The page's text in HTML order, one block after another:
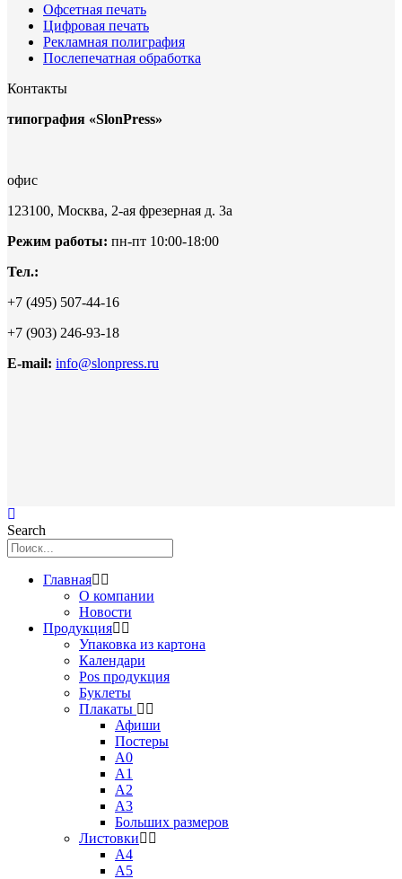
Офсетная печать
Цифровая печать
Рекламная полиграфия
Послепечатная обработка
Контакты
типография «SlonPress»
офис
123100, Москва, 2-ая фрезерная д. 3а
Режим работы: пн-пт 10:00-18:00
Тел.:
+7 (495) 507-44-16
+7 (903) 246-93-18
E-mail: info@slonpress.ru
Search
Главная
О компании
Новости
Продукция
Упаковка из картона
Календари
Pos продукция
Буклеты
Плакаты
Афиши
Постеры
А0
А1
А2
А3
Больших размеров
Листовки
А4
А5